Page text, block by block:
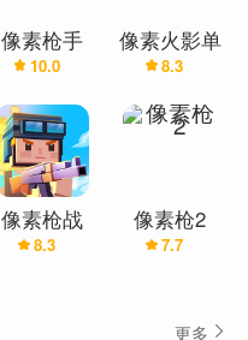
像素枪手
10.0
像素火影单
机版-巅峰
斑
8.3
像素枪战
8.3
像素枪2
7.7
更多